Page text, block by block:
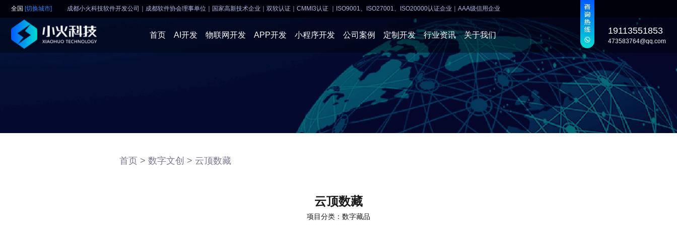
全国 [切换城市] 成都小火科技软件开发公司｜成都软件协会理事单位 国家高新技术企业｜双软认证｜CMMI3认证 ｜ISO9001、ISO27001、ISO20000认证企业 AAA级信用企业
首页 AI开发 物联网开发 APP开发 小程序开发 公司案例
AI软件开发
APP开发
物联网软件
小程序开发
网站建设
定制开发 行业资讯
APP开发
小程序开发
系统开发
物联网开发
网站建设
关于我们 19113551853
473583764@qq.com
首页 > 数字文创 > 云顶数藏
云顶数藏
项目分类：数字藏品